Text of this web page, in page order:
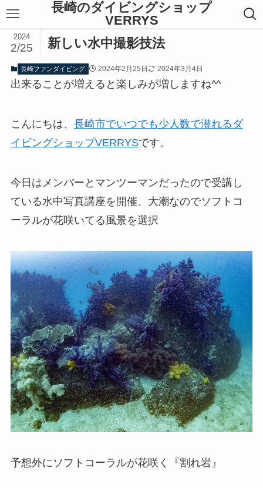
長崎のダイビングショップ
VERRYS
新しい水中撮影技法
2024
2/25
長崎ファンダイビング 2024年2月25日 2024年3月4日
出来ることが増えると楽しみが増しますね^^
こんにちは、 長崎市でいつでも少人数で潜れるダ
イビングショップVERRYSです。
今日はメンバーとマンツーマンだったので受講し
ている水中写真講座を開催、大潮なのでソフトコ
ーラルが花咲いてる風景を選択
予想外にソフトコーラルが花咲く『割れ岩』